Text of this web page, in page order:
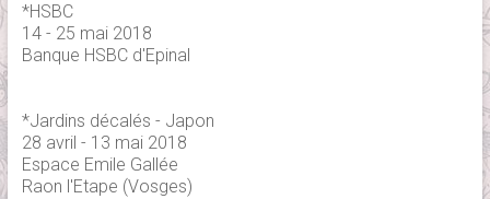
*HSBC
14 - 25 mai 2018
Banque HSBC d'Epinal
*Jardins décalés - Japon
28 avril - 13 mai 2018
Espace Emile Gallée
Raon l'Etape (Vosges)